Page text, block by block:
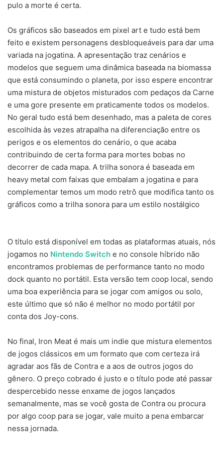
pulo a morte é certa.
Os gráficos são baseados em pixel art e tudo está bem
feito e existem personagens desbloqueáveis para dar uma
variada na jogatina. A apresentação traz cenários e
modelos que seguem uma dinâmica baseada na biomassa
que está consumindo o planeta, por isso espere encontrar
uma mistura de objetos misturados com pedaços da Carne
e uma gore presente em praticamente todos os modelos.
No geral tudo está bem desenhado, mas a paleta de cores
escolhida às vezes atrapalha na diferenciação entre os
perigos e os elementos do cenário, o que acaba
contribuindo de certa forma para mortes bobas no
decorrer de cada mapa. A trilha sonora é baseada em
heavy metal com faixas que embalam a jogatina e para
complementar temos um modo retrô que modifica tanto os
gráficos como a trilha sonora para um estilo nostálgico
O título está disponível em todas as plataformas atuais, nós
jogamos no Nintendo Switch e no console híbrido não
encontramos problemas de performance tanto no modo
dock quanto no portátil. Esta versão tem coop local, sendo
uma boa experiência para se jogar com amigos ou solo,
este último que só não é melhor no modo portátil por
conta dos Joy-cons.
No final, Iron Meat é mais um indie que mistura elementos
de jogos clássicos em um formato que com certeza irá
agradar aos fãs de Contra e a aos de outros jogos do
gênero. O preço cobrado é justo e o título pode até passar
despercebido nesse enxame de jogos lançados
semanalmente, mas se você gosta de Contra ou procura
por algo coop para se jogar, vale muito a pena embarcar
nessa jornada.